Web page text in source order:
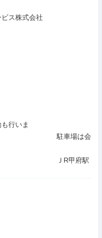
ス株式会社
行いま
　　　　　　　駐車場は会
　　　　　　　ＪR甲府駅